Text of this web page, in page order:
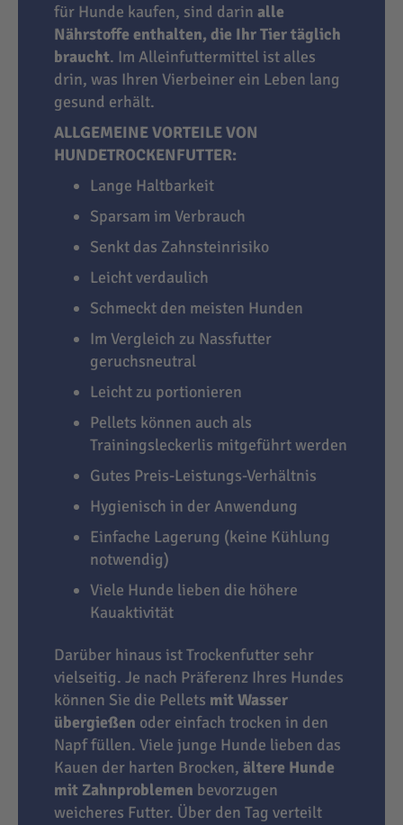
für Hunde kaufen, sind darin alle
Nährstoffe enthalten, die Ihr Tier täglich
braucht. Im Alleinfuttermittel ist alles
drin, was Ihren Vierbeiner ein Leben lang
gesund erhält.
ALLGEMEINE VORTEILE VON
HUNDETROCKENFUTTER:
Lange Haltbarkeit
Sparsam im Verbrauch
Senkt das Zahnsteinrisiko
Leicht verdaulich
Schmeckt den meisten Hunden
Im Vergleich zu Nassfutter
geruchsneutral
Leicht zu portionieren
Pellets können auch als
Trainingsleckerlis mitgeführt werden
Gutes Preis-Leistungs-Verhältnis
Hygienisch in der Anwendung
Einfache Lagerung (keine Kühlung
notwendig)
Viele Hunde lieben die höhere
Kauaktivität
Darüber hinaus ist Trockenfutter sehr
vielseitig. Je nach Präferenz Ihres Hundes
können Sie die Pellets mit Wasser
übergießen oder einfach trocken in den
Napf füllen. Viele junge Hunde lieben das
Kauen der harten Brocken, ältere Hunde
mit Zahnproblemen bevorzugen
weicheres Futter. Über den Tag verteilt